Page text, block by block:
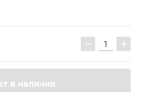
− +
в наличии